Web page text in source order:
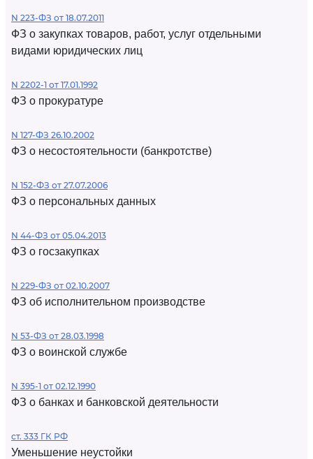
N 223-ФЗ от 18.07.2011
ФЗ о закупках товаров, работ, услуг отдельными
видами юридических лиц
N 2202-1 от 17.01.1992
ФЗ о прокуратуре
N 127-ФЗ 26.10.2002
ФЗ о несостоятельности (банкротстве)
N 152-ФЗ от 27.07.2006
ФЗ о персональных данных
N 44-ФЗ от 05.04.2013
ФЗ о госзакупках
N 229-ФЗ от 02.10.2007
ФЗ об исполнительном производстве
N 53-ФЗ от 28.03.1998
ФЗ о воинской службе
N 395-1 от 02.12.1990
ФЗ о банках и банковской деятельности
ст. 333 ГК РФ
Уменьшение неустойки